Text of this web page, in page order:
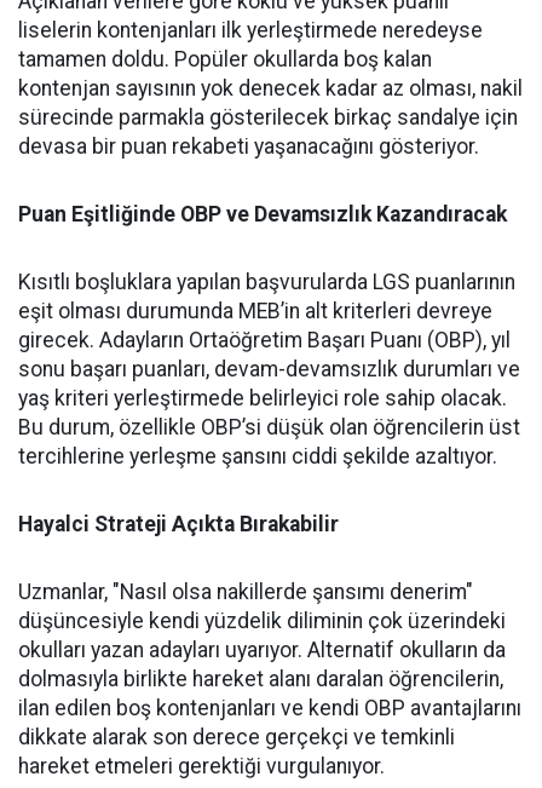
liselerin kontenjanları ilk yerleştirmede neredeyse
tamamen doldu. Popüler okullarda boş kalan
kontenjan sayısının yok denecek kadar az olması, nakil
sürecinde parmakla gösterilecek birkaç sandalye için
devasa bir puan rekabeti yaşanacağını gösteriyor.
Puan Eşitliğinde OBP ve Devamsızlık Kazandıracak
Kısıtlı boşluklara yapılan başvurularda LGS puanlarının
eşit olması durumunda MEB’in alt kriterleri devreye
girecek. Adayların Ortaöğretim Başarı Puanı (OBP), yıl
sonu başarı puanları, devam-devamsızlık durumları ve
yaş kriteri yerleştirmede belirleyici role sahip olacak.
Bu durum, özellikle OBP’si düşük olan öğrencilerin üst
tercihlerine yerleşme şansını ciddi şekilde azaltıyor.
Hayalci Strateji Açıkta Bırakabilir
Uzmanlar, "Nasıl olsa nakillerde şansımı denerim"
düşüncesiyle kendi yüzdelik diliminin çok üzerindeki
okulları yazan adayları uyarıyor. Alternatif okulların da
dolmasıyla birlikte hareket alanı daralan öğrencilerin,
ilan edilen boş kontenjanları ve kendi OBP avantajlarını
dikkate alarak son derece gerçekçi ve temkinli
hareket etmeleri gerektiği vurgulanıyor.